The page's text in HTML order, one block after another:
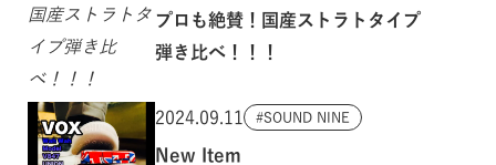
プロも絶賛！国産ストラトタイプ
弾き比べ！！！
2024.09.11 SOUND NINE
New Item